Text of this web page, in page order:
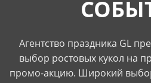
Агентство праздника GL
выбор ростовых кукол на
промо-акцию. Широкий